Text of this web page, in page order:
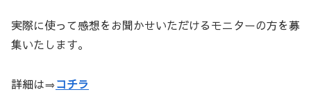
実際に使って感想をお聞かせいただけるモニターの方を募
集いたします。
詳細は⇒コチラ